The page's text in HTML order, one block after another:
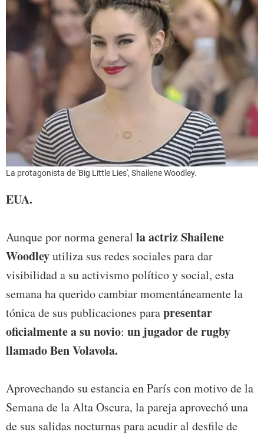
La protagonista de 'Big Little Lies', Shailene Woodley.
EUA.
Aunque por norma general la actriz Shailene
Woodleyutiliza sus redes sociales para dar
visibilidad a su activismo político y social, esta
semana ha querido cambiar momentáneamente la
tónica de sus publicaciones parapresentar
oficialmente a su novio: un jugador de rugby
llamado Ben Volavola.
Aprovechando su estancia en París con motivo de la
Semana de la Alta Oscura, la pareja aprovechó una
de sus salidas nocturnas para acudir al desfile de